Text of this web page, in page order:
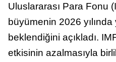
Uluslararası Para Fonu
büyümenin 2026
beklendiğini açıkladı.
etkisinin azalmasıyla